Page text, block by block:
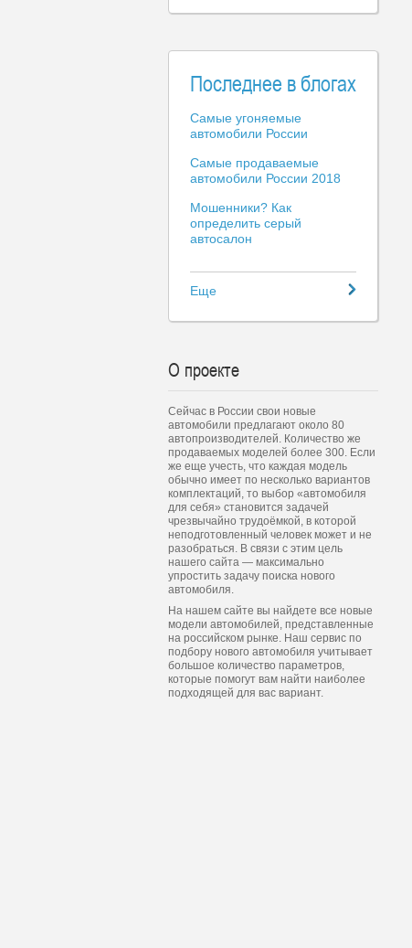
Последнее в блогах
Самые угоняемые
автомобили России
Самые продаваемые
автомобили России 2018
Мошенники? Как
определить серый
автосалон
Еще
О проекте
Сейчас в России свои новые
автомобили предлагают около 80
автопроизводителей. Количество же
продаваемых моделей более 300. Если
же еще учесть, что каждая модель
обычно имеет по несколько вариантов
комплектаций, то выбор «автомобиля
для себя» становится задачей
чрезвычайно трудоёмкой, в которой
неподготовленный человек может и не
разобраться. В связи с этим цель
нашего сайта — максимально
упростить задачу поиска нового
автомобиля.
На нашем сайте вы найдете все новые
модели автомобилей, представленные
на российском рынке. Наш сервис по
подбору нового автомобиля учитывает
большое количество параметров,
которые помогут вам найти наиболее
подходящей для вас вариант.